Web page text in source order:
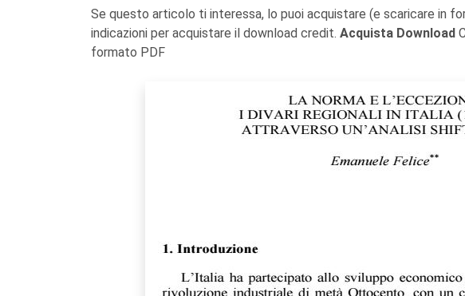
Se questo articolo ti interessa, lo puoi acquistare (e scaricare in
indicazioni per acquistare il download credit. Acquista Download
formato PDF